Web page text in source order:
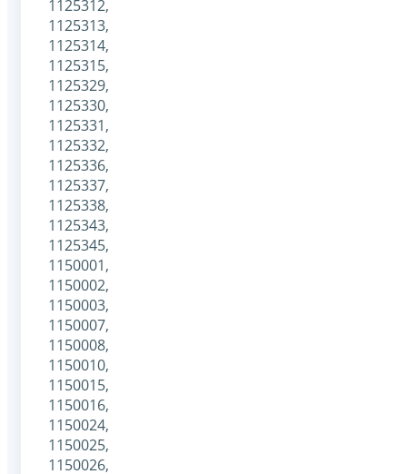
1125312,
1125313,
1125314,
1125315,
1125329,
1125330,
1125331,
1125332,
1125336,
1125337,
1125338,
1125343,
1125345,
1150001,
1150002,
1150003,
1150007,
1150008,
1150010,
1150015,
1150016,
1150024,
1150025,
1150026,